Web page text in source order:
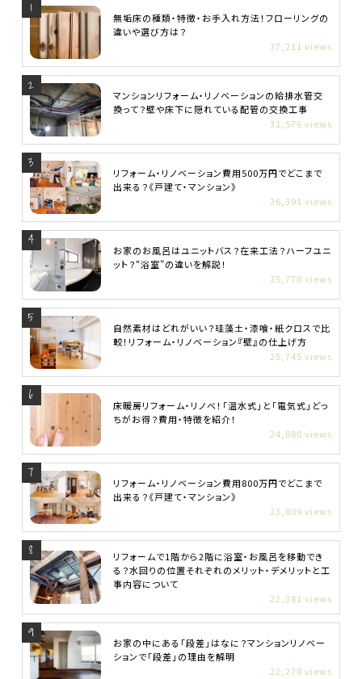
無垢床の種類・特徴・お手入れ方法！フローリングの
違いや選び方は？
37,211 views
マンションリフォーム・リノベーションの給排水管交
換って？壁や床下に隠れている配管の交換工事
31,576 views
リフォーム・リノベーション費用500万円でどこまで
出来る？《戸建て・マンション》
26,391 views
お家のお風呂はユニットバス？在来工法？ハーフユニ
ット？“浴室”の違いを解説！
25,770 views
自然素材はどれがいい？珪藻土・漆喰・紙クロスで比
較！リフォーム・リノベーション『壁』の仕上げ方
25,745 views
床暖房リフォーム・リノベ！「温水式」と「電気式」どっ
ちがお得？費用・特徴を紹介！
24,880 views
リフォーム・リノベーション費用800万円でどこまで
出来る？《戸建て・マンション》
23,809 views
リフォームで1階から2階に浴室・お風呂を移動でき
る？水回りの位置それぞれのメリット・デメリットと工
事内容について
22,381 views
お家の中にある「段差」はなに？マンションリノベー
ションで「段差」の理由を解明
22,278 views